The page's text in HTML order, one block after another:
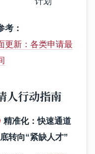
考：
更新：各类申请最
人行动指南
精准化：快速通道
转向“紧缺人才”